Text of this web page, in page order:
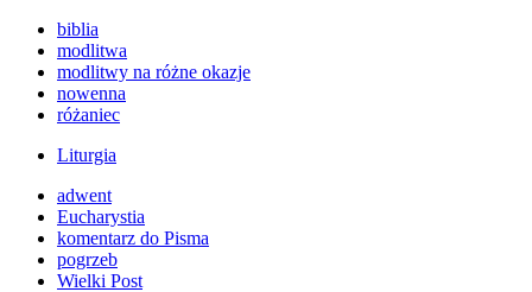
biblia
modlitwa
modlitwy na różne okazje
nowenna
różaniec
Liturgia
adwent
Eucharystia
komentarz do Pisma
pogrzeb
Wielki Post